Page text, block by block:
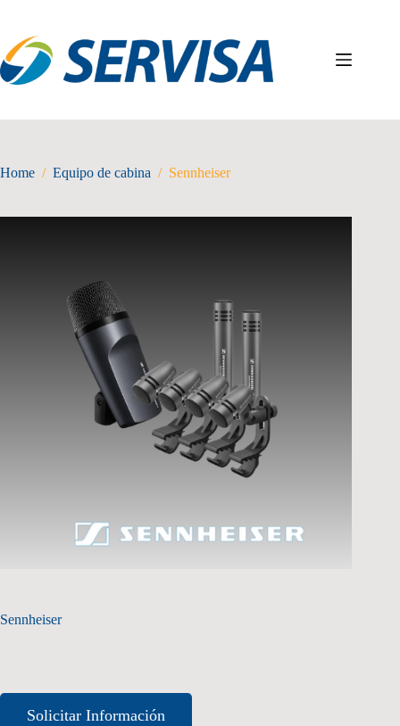
content
Home / Equipo de cabina / Sennheiser
Sennheiser
Solicitar Información